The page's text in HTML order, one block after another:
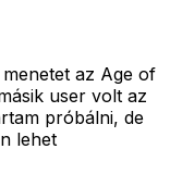
az Age of
user volt az
próbálni, de
lehet